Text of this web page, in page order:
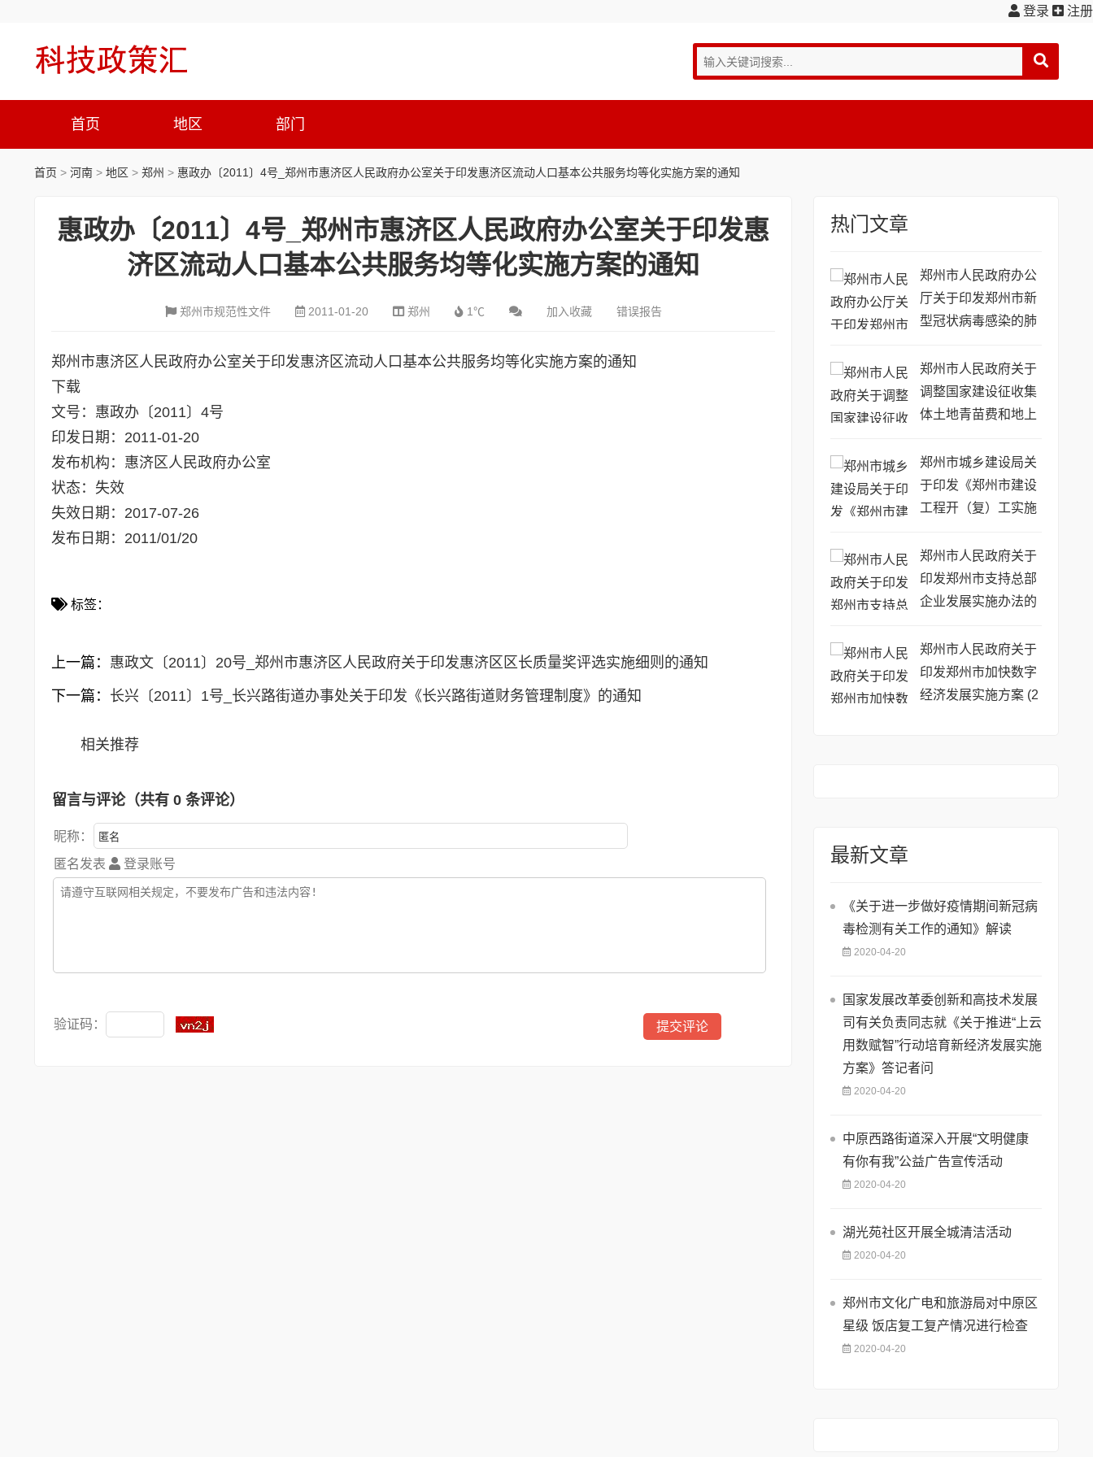
登录 注册
首页 地区 部门
首页 > 河南 > 地区 > 郑州 > 惠政办〔2011〕4号_郑州市惠济区人民政府办公室关于印发惠济区流动人口基本公共服务均等化实施方案的通知
惠政办〔2011〕4号_郑州市惠济区人民政府办公室关于印发惠
济区流动人口基本公共服务均等化实施方案的通知
郑州市规范性文件 2011-01-20 郑州 1℃ 加入收藏 错误报告
郑州市惠济区人民政府办公室关于印发惠济区流动人口基本公共服务均等化实施方案的通知
下载
文号： 惠政办〔2011〕4号
印发日期： 2011-01-20
发布机构： 惠济区人民政府办公室
状态： 失效
失效日期： 2017-07-26
发布日期： 2011/01/20
标签：
上一篇： 惠政文〔2011〕20号_郑州市惠济区人民政府关于印发惠济区区长质量奖评选实施细则的通知
下一篇： 长兴〔2011〕1号_长兴路街道办事处关于印发《长兴路街道财务管理制度》的通知
相关推荐
留言与评论（共有 0 条评论）
昵称：
匿名发表 登录账号
验证码：
热门文章
郑州市人民政府办公
厅关于印发郑州市新
型冠状病毒感染的肺
的通知
郑州市人民政府关于
调整国家建设征收集
体土地青苗费和地上
知
郑州市城乡建设局关
于印发《郑州市建设
工程开（复）工实施
郑州市人民政府关于
印发郑州市支持总部
企业发展实施办法的
郑州市人民政府关于
印发郑州市加快数字
经济发展实施方案 (2
最新文章
《关于进一步做好疫情期间新冠病
毒检测有关工作的通知》解读
2020-04-20
国家发展改革委创新和高技术发展
司有关负责同志就《关于推进“上云
用数赋智”行动培育新经济发展实施
方案》答记者问
2020-04-20
中原西路街道深入开展“文明健康
有你有我”公益广告宣传活动
2020-04-20
湖光苑社区开展全城清洁活动
2020-04-20
郑州市文化广电和旅游局对中原区
星级 饭店复工复产情况进行检查
2020-04-20